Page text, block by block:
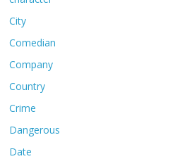
City
Comedian
Company
Country
Crime
Dangerous
Date